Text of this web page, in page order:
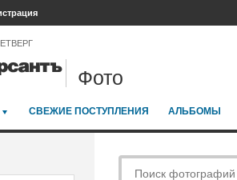
Фото
СВЕЖИЕ ПОСТУПЛЕНИЯ АЛЬБОМЫ